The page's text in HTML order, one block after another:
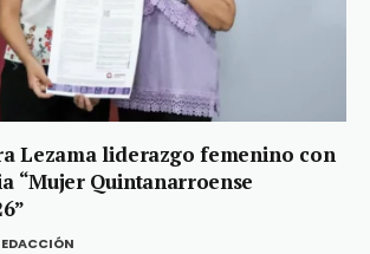
Lezama liderazgo femenino con
“Mujer Quintanarroense